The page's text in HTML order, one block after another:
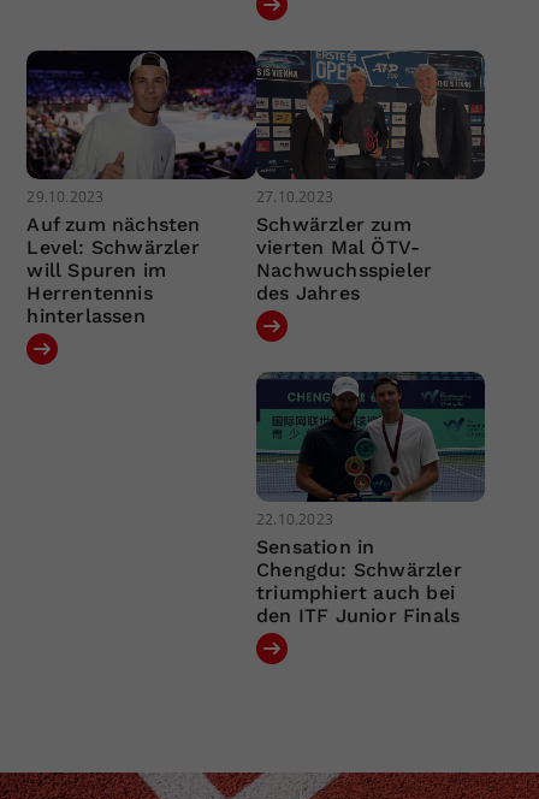
29.10.2023
Auf zum nächsten
Level: Schwärzler
will Spuren im
Herrentennis
hinterlassen
27.10.2023
Schwärzler zum
vierten Mal ÖTV-
Nachwuchsspieler
des Jahres
22.10.2023
Sensation in
Chengdu: Schwärzler
triumphiert auch bei
den ITF Junior Finals